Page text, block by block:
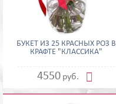
БУКЕТ ИЗ 25 КРАСНЫХ РОЗ В
КРАФТЕ "КЛАССИКА"
4550 руб. 